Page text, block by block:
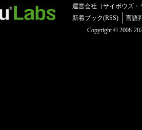
運営会社（サイボウズ・
新着ブック(RSS)
言語
Copyright © 2008-